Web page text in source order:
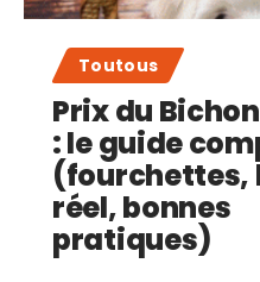
Toutous
Prix du
: le guide
(fourchettes,
réel, bonnes
pratiques)